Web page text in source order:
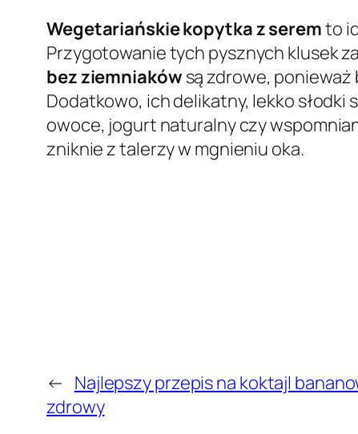
Wegetariańskie kopytka z seremto
Przygotowanie tych pysznych klusek
bez ziemniaków są zdrowe, ponieważ
Dodatkowo, ich delikatny, lekko słodki
owoce, jogurt naturalny czy
zniknie z talerzy w mgnieniu oka.
← Najlepszy przepis na koktajl
zdrowy